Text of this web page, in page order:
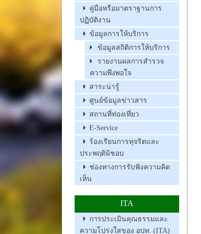
คู่มือหรือมาตราฐานการ
ปฏิบัติงาน
ข้อมูลการให้บริการ
ข้อมูลสถิติการให้บริการ
รายงานผลการสำรวจ
ความพึงพอใจ
สาระน่ารู้
ศูนย์ข้อมูลข่าวสาร
สถานที่ท่องเที่ยว
E-Service
ร้องเรียนการทุจริตและ
ประพฤติมิชอบ
ช่องทางการรับฟังความคิด
เห็น
ITA
การประเมินคุณธรรมและ
ความโปร่งใสของ อปท. (ITA)